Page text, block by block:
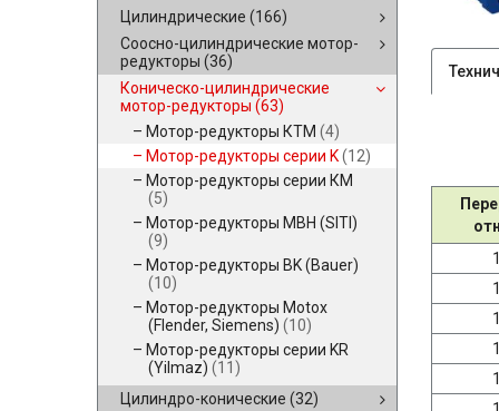
Цилиндрические (166)
Соосно-цилиндрические мотор-
редукторы (36)
Коническо-цилиндрические
мотор-редукторы (63)
Мотор-редукторы КТМ (4)
Мотор-редукторы серии K(12)
Мотор-редукторы серии КМ
(5)
Мотор-редукторы MBH (SITI)
(9)
Мотор-редукторы BK (Bauer)
(10)
Мотор-редукторы Motox
(Flender, Siemens) (10)
Мотор-редукторы серии KR
(Yilmaz) (11)
Цилиндро-конические (32)